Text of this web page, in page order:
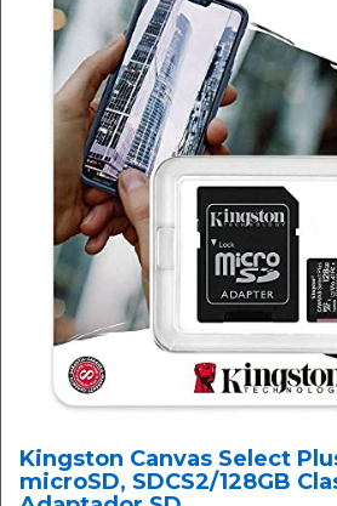
Kingston Canvas Select
microSD, SDCS2/128GB